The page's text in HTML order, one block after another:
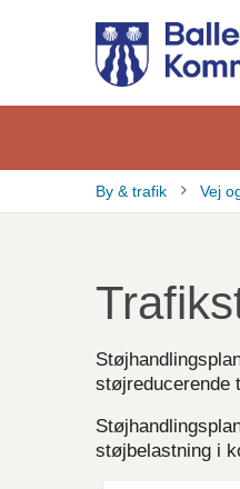
hovedindhold
By & trafik Vej
støjreducerende
støjbelastning i